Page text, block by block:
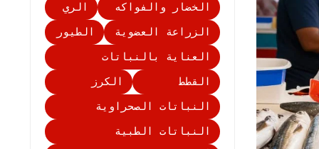
الخضار والفواكه
الري
الزراعة العضوية
الطيور
العناية بالنباتات
القطط
الكرز
النباتات الصحراوية
النباتات الطبية